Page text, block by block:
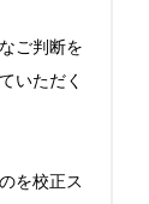
ご判断を
いただく
を校正ス